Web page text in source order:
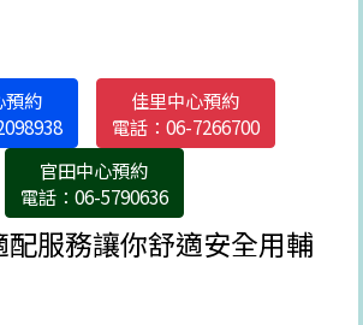
預約
佳里中心預約
電話：06-7266700
官田中心預約
電話：06-5790636
服務讓你舒適安全用輔